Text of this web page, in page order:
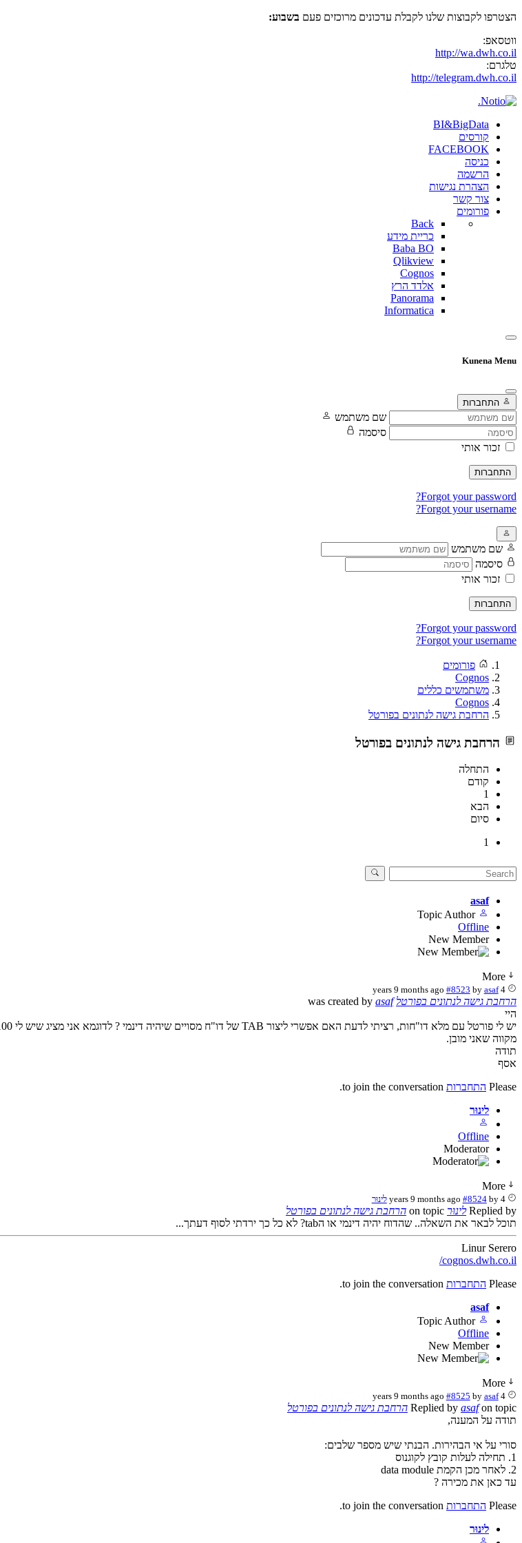
הצטרפו לקבוצות שלנו לקבלת עדכונים מרוכזים פעם בשבוע:
ווטסאפ:
http://wa.dwh.co.il
טלגרם:
http://telegram.dwh.co.il
BI&BigData
קורסים
FACEBOOK
כניסה
הרשמה
הצהרת נגישות
צור קשר
פורומים
Back
כריית מידע
Baba BO
Qlikview
Cognos
אלדד הרץ
Panorama
Informatica
Kunena Menu
התחברות
שם משתמש
סיסמה
זכור אותי
התחברות
Forgot your password?
Forgot your username?
שם משתמש
סיסמה
זכור אותי
התחברות
Forgot your password?
Forgot your username?
פורומים
Cognos
משתמשים כללים
Cognos
הרחבת גישה לנתונים בפורטל
הרחבת גישה לנתונים בפורטל
התחלה
קודם
1
הבא
סיום
1
asaf
Topic Author
Offline
New Member
More
4 years 9 months ago
#8523 by asaf
הרחבת גישה לנתונים בפורטלwas created by
asaf
היי
יש לי פורטל עם מלא דו"חות, רציתי לדעת האם אפשרי ליצור TAB של דו"ח מסויים שיהיה דינמי ? לדוגמא אני מציג שיש לי 100 מכוניות האם ניתן ללחוץ על הנתונים ולפתוח עוד רזולוציות ?
מקווה שאני מובן.
תודה
אסף
Please התחברות
לינוּר
Offline
Moderator
More
4 years 9 months ago
#8524 by לינוּר
Replied by לינוּר
הרחבת גישה לנתונים בפורטל
תוכל לבאר את השאלה.. שהדוח יהיה דינמי או הtab? לא כל כך ירדתי לסוף דעתך...
Linur Serero
cognos.dwh.co.il/
Please התחברות
asaf
Topic Author
Offline
New Member
More
4 years 9 months ago
#8525 by asaf
Replied by asafon topic
הרחבת גישה לנתונים בפורטל
תודה על המענה,
סורי על אי הבהירות. הבנתי שיש מספר שלבים:
1. תחילה לעלות קובץ לקוגנוס
2. לאחר מכן הקמת data module
עד כאן את מכירה ?
Please התחברות
לינוּר